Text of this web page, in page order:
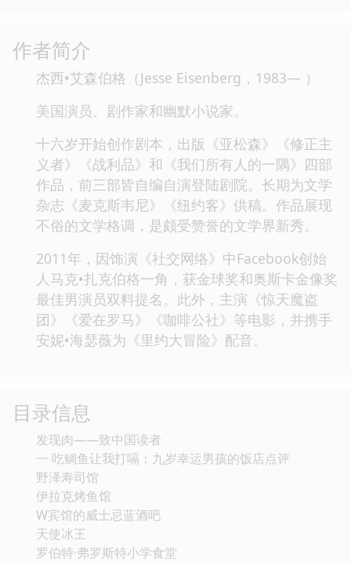
作者简介
杰西•艾森伯格（Jesse Eisenberg，1983— ）
美国演员、剧作家和幽默小说家。
十六岁开始创作剧本，出版《亚松森》《修正主
义者》《战利品》和《我们所有人的一隅》四部
作品，前三部皆自编自演登陆剧院。长期为文学
杂志《麦克斯韦尼》《纽约客》供稿。作品展现
不俗的文学格调，是颇受赞誉的文学界新秀。
2011年，因饰演《社交网络》中Facebook创始
人马克•扎克伯格一角，获金球奖和奥斯卡金像奖
最佳男演员双料提名。此外，主演《惊天魔盗
团》《爱在罗马》《咖啡公社》等电影，并携手
安妮•海瑟薇为《里约大冒险》配音。
目录信息
发现肉——致中国读者
一 吃鲷鱼让我打嗝：九岁幸运男孩的饭店点评
野泽寿司馆
伊拉克烤鱼馆
W宾馆的威士忌蓝酒吧
天使冰王
罗伯特·弗罗斯特小学食堂